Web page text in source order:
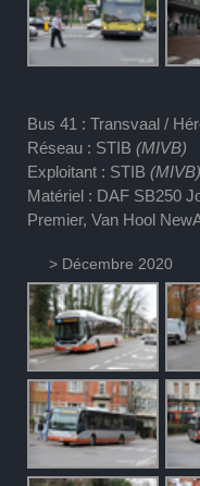
Bus 41 : Transvaal /
Réseau : STIB (MIVB)
Exploitant : STIB (MIVB)
Matériel : DAF SB250
Premier, Van Hool
> Décembre 2020